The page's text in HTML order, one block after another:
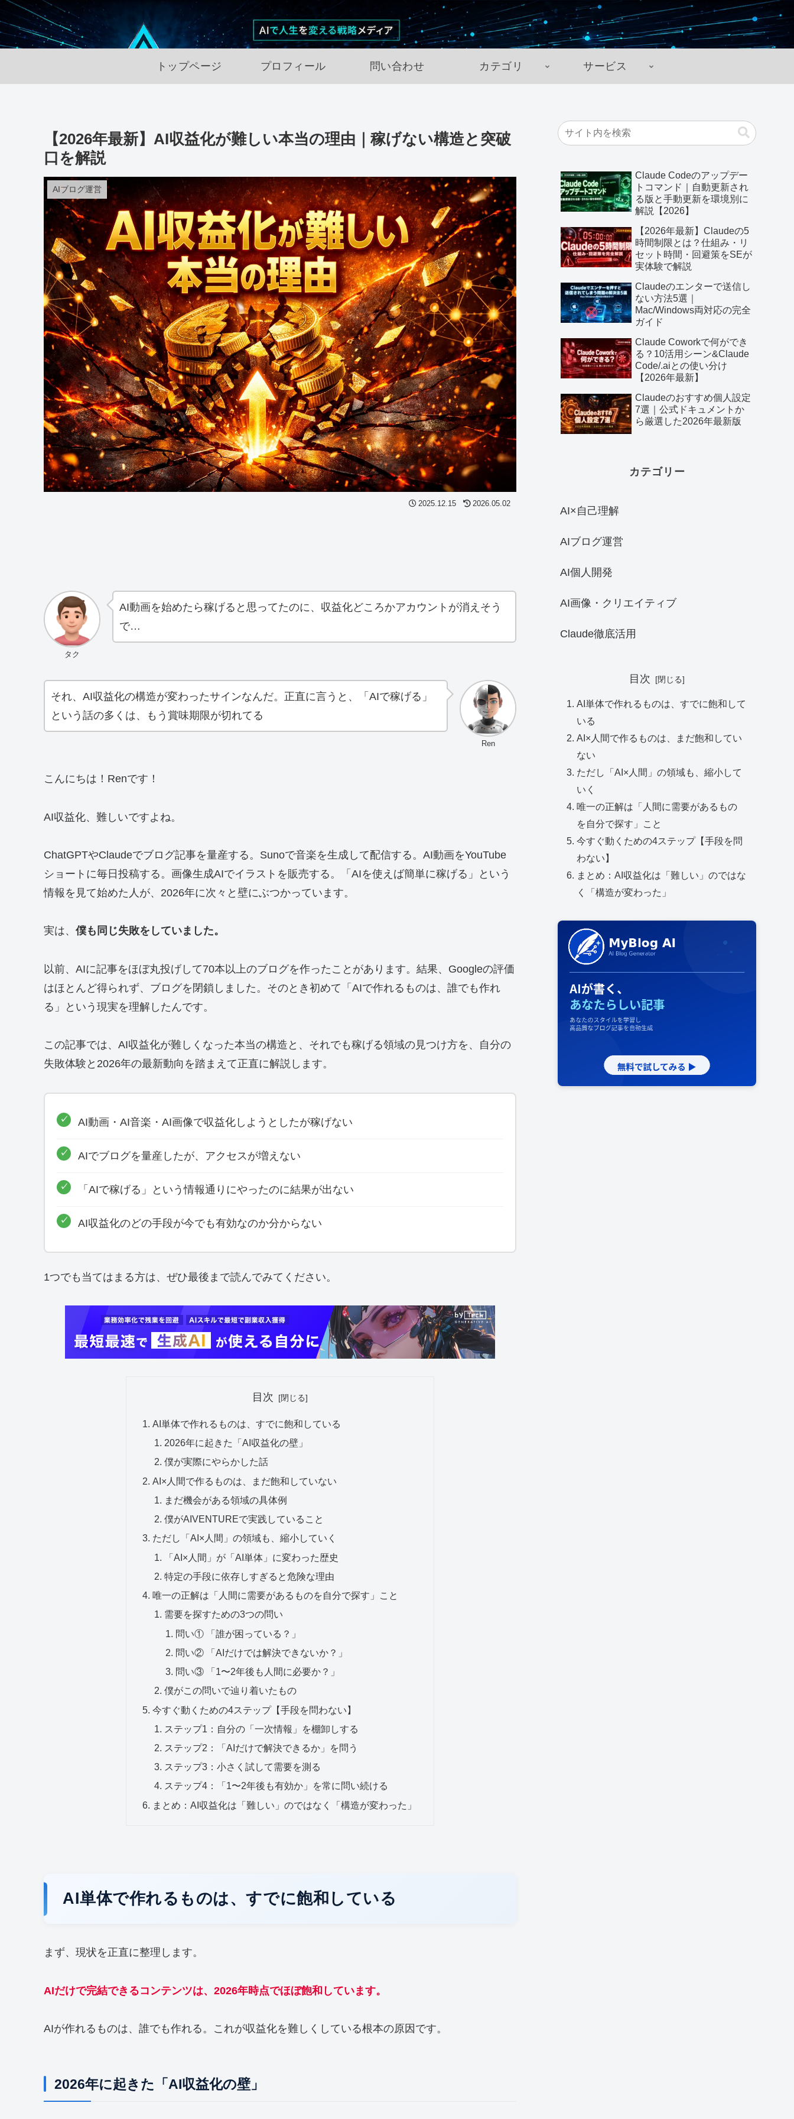
トップページ プロフィール 問い合わせ カテゴリ サービス
【2026年最新】AI収益化が難しい本当の理由｜稼げない構造と突破
口を解説
AIブログ運営
2025.12.15 2026.05.02
タク
AI動画を始めたら稼げると思ってたのに、収益化どころかアカウントが消えそう
で…
Ren
それ、AI収益化の構造が変わったサインなんだ。正直に言うと、「AIで稼げる」
という話の多くは、もう賞味期限が切れてる
こんにちは！Renです！
AI収益化、難しいですよね。
ChatGPTやClaudeでブログ記事を量産する。Sunoで音楽を生成して配信する。AI動画をYouTube
ショートに毎日投稿する。画像生成AIでイラストを販売する。「AIを使えば簡単に稼げる」という
情報を見て始めた人が、2026年に次々と壁にぶつかっています。
実は、 僕も同じ失敗をしていました。
以前、AIに記事をほぼ丸投げして70本以上のブログを作ったことがあります。結果、Googleの評価
はほとんど得られず、ブログを閉鎖しました。そのとき初めて「AIで作れるものは、誰でも作れ
る」という現実を理解したんです。
この記事では、AI収益化が難しくなった本当の構造と、それでも稼げる領域の見つけ方を、自分の
失敗体験と2026年の最新動向を踏まえて正直に解説します。
AI動画・AI音楽・AI画像で収益化しようとしたが稼げない
AIでブログを量産したが、アクセスが増えない
「AIで稼げる」という情報通りにやったのに結果が出ない
AI収益化のどの手段が今でも有効なのか分からない
1つでも当てはまる方は、ぜひ最後まで読んでみてください。
目次
AI単体で作れるものは、すでに飽和している
2026年に起きた「AI収益化の壁」
僕が実際にやらかした話
AI×人間で作るものは、まだ飽和していない
まだ機会がある領域の具体例
僕がAIVENTUREで実践していること
ただし「AI×人間」の領域も、縮小していく
「AI×人間」が「AI単体」に変わった歴史
特定の手段に依存しすぎると危険な理由
唯一の正解は「人間に需要があるものを自分で探す」こと
需要を探すための3つの問い
問い① 「誰が困っている？」
問い② 「AIだけでは解決できないか？」
問い③ 「1〜2年後も人間に必要か？」
僕がこの問いで辿り着いたもの
今すぐ動くための4ステップ【手段を問わない】
ステップ1：自分の「一次情報」を棚卸しする
ステップ2：「AIだけで解決できるか」を問う
ステップ3：小さく試して需要を測る
ステップ4：「1〜2年後も有効か」を常に問い続ける
まとめ：AI収益化は「難しい」のではなく「構造が変わった」
AI単体で作れるものは、すでに飽和している
まず、現状を正直に整理します。
AIだけで完結できるコンテンツは、2026年時点でほぼ飽和しています。
AIが作れるものは、誰でも作れる。これが収益化を難しくしている根本の原因です。
2026年に起きた「AI収益化の壁」
Claude Codeのアップデー
トコマンド｜自動更新され
る版と手動更新を環境別に
解説【2026】
【2026年最新】Claudeの5
時間制限とは？仕組み・リ
セット時間・回避策をSEが
実体験で解説
Claudeのエンターで送信し
ない方法5選｜
Mac/Windows両対応の完全
ガイド
Claude Coworkで何ができ
る？10活用シーン&Claude
Code/.aiとの使い分け
【2026年最新】
Claudeのおすすめ個人設定
7選｜公式ドキュメントか
ら厳選した2026年最新版
カテゴリー
AI×自己理解
AIブログ運営
AI個人開発
AI画像・クリエイティブ
Claude徹底活用
目次
AI単体で作れるものは、すでに飽和して
いる
AI×人間で作るものは、まだ飽和してい
ない
ただし「AI×人間」の領域も、縮小して
いく
唯一の正解は「人間に需要があるもの
を自分で探す」こと
今すぐ動くための4ステップ【手段を問
わない】
まとめ：AI収益化は「難しい」のではな
く「構造が変わった」